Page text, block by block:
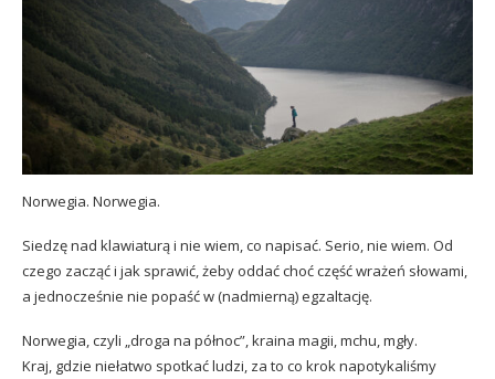
Norwegia. Norwegia.
Siedzę nad klawiaturą i nie wiem, co napisać. Serio, nie wiem. Od
czego zacząć i jak sprawić, żeby oddać choć część wrażeń słowami,
a jednocześnie nie popaść w (nadmierną) egzaltację.
Norwegia, czyli „droga na północ”, kraina magii, mchu, mgły.
Kraj, gdzie niełatwo spotkać ludzi, za to co krok napotykaliśmy